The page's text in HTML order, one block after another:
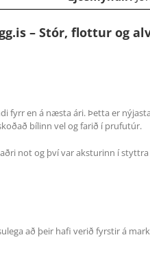
– Stór, flottur og
en á næsta ári. Þetta er
bílinn vel og farið í prufutúr.
not og því var aksturinn í
að þeir hafi verið fyrstir á